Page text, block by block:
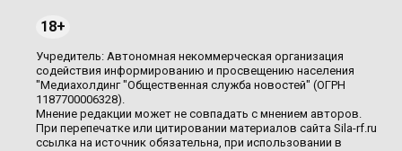
18+
Учредитель: Автономная некоммерческая организация
содействия информированию и просвещению населения
"Медиахолдинг "Общественная служба новостей" (ОГРН
1187700006328).
Мнение редакции может не совпадать с мнением авторов.
При перепечатке или цитировании материалов сайта Sila-rf.ru
ссылка на источник обязательна, при использовании в